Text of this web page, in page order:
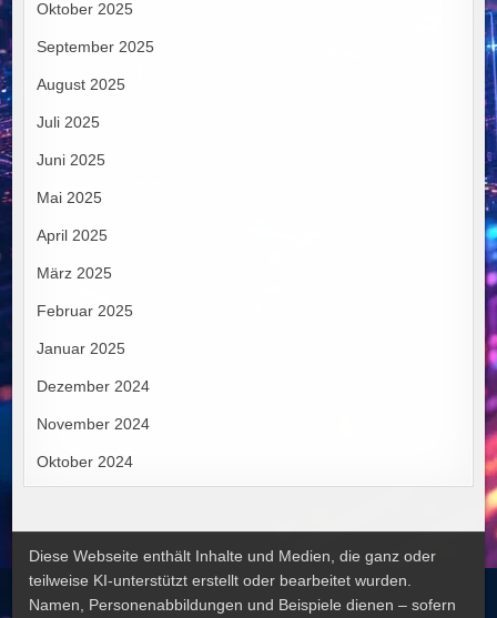
Oktober 2025
September 2025
August 2025
Juli 2025
Juni 2025
Mai 2025
April 2025
März 2025
Februar 2025
Januar 2025
Dezember 2024
November 2024
Oktober 2024
Diese Webseite enthält Inhalte und Medien, die ganz oder
teilweise KI-unterstützt erstellt oder bearbeitet wurden.
Namen, Personenabbildungen und Beispiele dienen – sofern